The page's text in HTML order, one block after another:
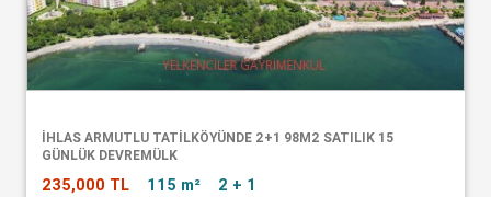
İHLAS ARMUTLU TATİLKÖYÜNDE 2+1 98M2 SATILIK 15
GÜNLÜK DEVREMÜLK
235,000 TL 115 m² 2 + 1